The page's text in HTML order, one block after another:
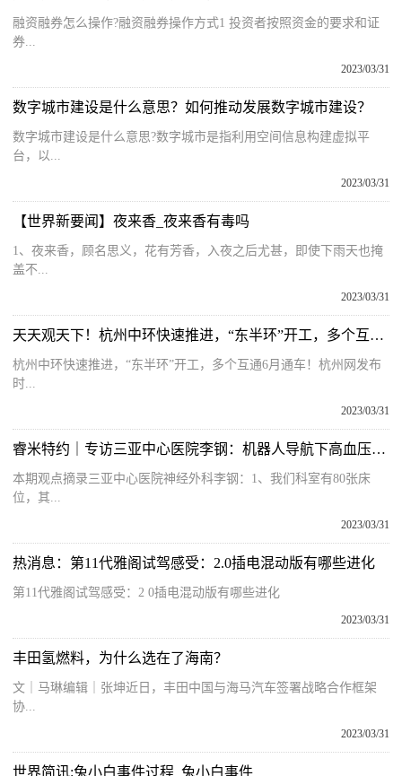
融资融券怎么操作?融资融券操作方式1 投资者按照资金的要求和证
券...
2023/03/31
数字城市建设是什么意思？如何推动发展数字城市建设？
数字城市建设是什么意思?数字城市是指利用空间信息构建虚拟平
台，以...
2023/03/31
【世界新要闻】夜来香_夜来香有毒吗
1、夜来香，顾名思义，花有芳香，入夜之后尤甚，即使下雨天也掩
盖不...
2023/03/31
天天观天下！杭州中环快速推进，“东半环”开工，多个互通6月通车！
杭州中环快速推进，“东半环”开工，多个互通6月通车！杭州网发布
时...
2023/03/31
睿米特约｜专访三亚中心医院李钢：机器人导航下高血压脑出血内镜手术的开展经验
本期观点摘录三亚中心医院神经外科李钢：1、我们科室有80张床
位，其...
2023/03/31
热消息：第11代雅阁试驾感受：2.0插电混动版有哪些进化
第11代雅阁试驾感受：2 0插电混动版有哪些进化
2023/03/31
丰田氢燃料，为什么选在了海南？
文｜马琳‍编辑｜张坤近日，丰田中国与海马汽车签署战略合作框架
协...
2023/03/31
世界简讯:兔小白事件过程_兔小白事件